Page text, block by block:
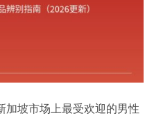
加坡市场上最受欢迎的男性